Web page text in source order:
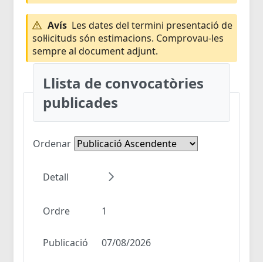
Avís Les dates del termini presentació de
sol·licituds són estimacions. Comprovau-les
sempre al document adjunt.
Llista de convocatòries
publicades
Ordenar
Detall
Ordre 1
Publicació 07/08/2026